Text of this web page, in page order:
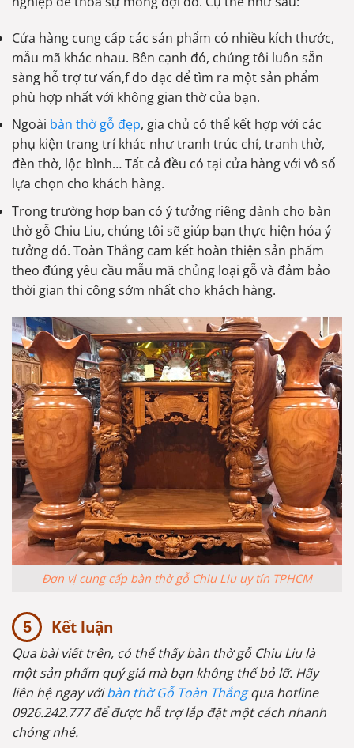
Cửa hàng cung cấp các sản phẩm có nhiều kích thước,
mẫu mã khác nhau. Bên cạnh đó, chúng tôi luôn sẵn
sàng hỗ trợ tư vấn,f đo đạc để tìm ra một sản phẩm
phù hợp nhất với không gian thờ của bạn.
Ngoài bàn thờ gỗ đẹp, gia chủ có thể kết hợp với các
phụ kiện trang trí khác như tranh trúc chỉ, tranh thờ,
đèn thờ, lộc bình… Tất cả đều có tại cửa hàng với vô số
lựa chọn cho khách hàng.
Trong trường hợp bạn có ý tưởng riêng dành cho bàn
thờ gỗ Chiu Liu, chúng tôi sẽ giúp bạn thực hiện hóa ý
tưởng đó. Toàn Thắng cam kết hoàn thiện sản phẩm
theo đúng yêu cầu mẫu mã chủng loại gỗ và đảm bảo
thời gian thi công sớm nhất cho khách hàng.
Đơn vị cung cấp bàn thờ gỗ Chiu Liu uy tín TPHCM
Kết luận
Qua bài viết trên, có thể thấy bàn thờ gỗ Chiu Liu là
một sản phẩm quý giá mà bạn không thể bỏ lỡ. Hãy
liên hệ ngay vớibàn thờ Gỗ Toàn Thắngqua hotline
0926.242.777 để được hỗ trợ lắp đặt một cách nhanh
chóng nhé.